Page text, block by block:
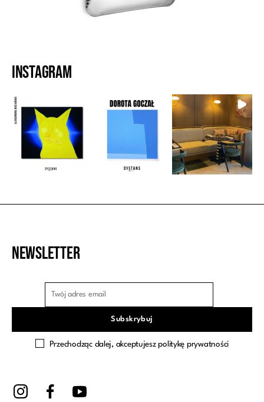
Instagram
Newsletter
Przechodząc dalej, akceptujesz politykę prywatności